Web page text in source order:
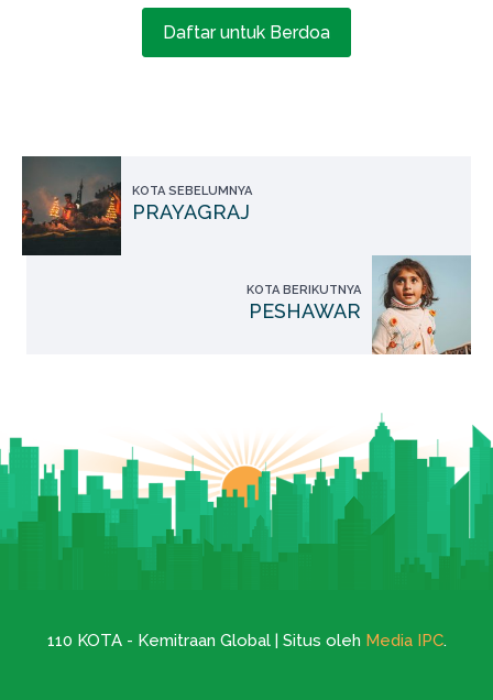
Daftar untuk Berdoa
KOTA SEBELUMNYA
PRAYAGRAJ
KOTA BERIKUTNYA
PESHAWAR
110 KOTA - Kemitraan Global | Situs oleh Media IPC.